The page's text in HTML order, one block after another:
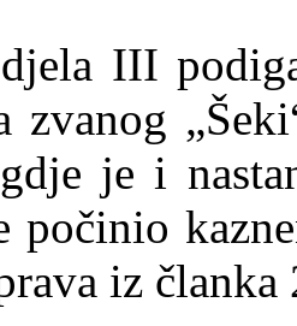
III
zvanog
je i
počinio
iz